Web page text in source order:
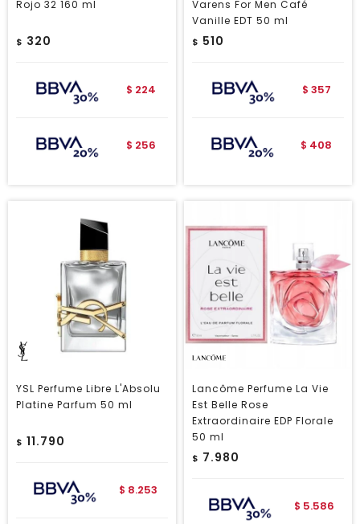
Rojo 32 160 ml
$ 320
$ 224
$ 256
Varens For Men Café
Vanille EDT 50 ml
$ 510
$ 357
$ 408
YSL Perfume Libre L'Absolu
Platine Parfum 50 ml
$ 11.790
$ 8.253
Lancôme Perfume La Vie
Est Belle Rose
Extraordinaire EDP Florale
50 ml
$ 7.980
$ 5.586